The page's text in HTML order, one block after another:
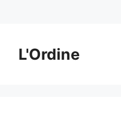
contenuto
L'Ordine